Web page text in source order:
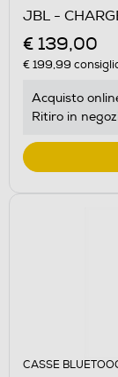
JBL -
€ 139,00
€ 199,99
Acquisto
Ritiro in
CASSE